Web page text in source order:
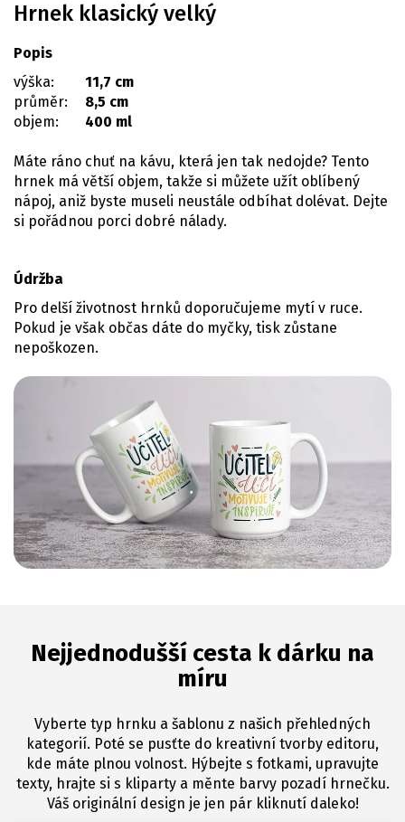
Hrnek klasický velký
Popis
výška:
11,7 cm
průměr:
8,5 cm
objem:
400 ml
Máte ráno chuť na kávu, která jen tak nedojde? Tento
hrnek má větší objem, takže si můžete užít oblíbený
nápoj, aniž byste museli neustále odbíhat dolévat. Dejte
si pořádnou porci dobré nálady.
Údržba
Pro delší životnost hrnků doporučujeme mytí v ruce.
Pokud je však občas dáte do myčky, tisk zůstane
nepoškozen.
Nejjednodušší cesta k dárku na
míru
Vyberte typ hrnku a šablonu z našich přehledných
kategorií. Poté se pusťte do kreativní tvorby editoru,
kde máte plnou volnost. Hýbejte s fotkami, upravujte
texty, hrajte si s kliparty a měnte barvy pozadí hrnečku.
Váš originální design je jen pár kliknutí daleko!